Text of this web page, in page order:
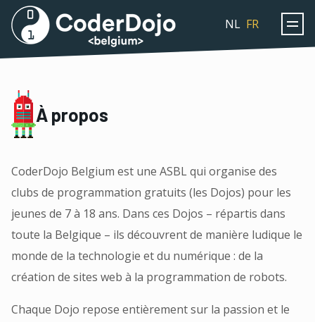
CoderdojoNL FR
À propos
CoderDojo Belgium est une ASBL qui organise des
clubs de programmation gratuits (les Dojos) pour les
jeunes de 7 à 18 ans. Dans ces Dojos – répartis dans
toute la Belgique – ils découvrent de manière ludique le
monde de la technologie et du numérique : de la
création de sites web à la programmation de robots.
Chaque Dojo repose entièrement sur la passion et le